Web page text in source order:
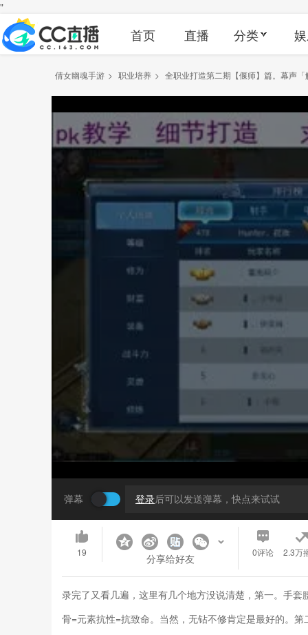
"
首页 直播 分类
倩女幽魂手游 > 职业培养 > 全职业打造第二期【偃师】篇。幕声「
弹幕 登录后可以发送弹幕，快点来试试
19 分享给好友 0评论 2.3万
录完了又看几遍，这里有几个地方没说清楚，第一。手
骨=元素抗性=抗致命。当然，无钻不修肯定是最好的。